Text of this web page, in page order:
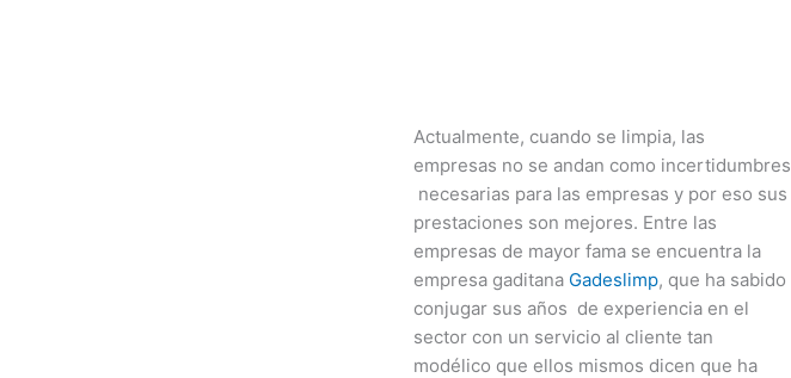
Actualmente, cuando se limpia, las
empresas no se andan como incertidumbres
necesarias para las empresas y por eso sus
prestaciones son mejores. Entre las
empresas de mayor fama se encuentra la
empresa gaditana Gadeslimp, que ha sabido
conjugar sus años de experiencia en el
sector con un servicio al cliente tan
modélico que ellos mismos dicen que ha